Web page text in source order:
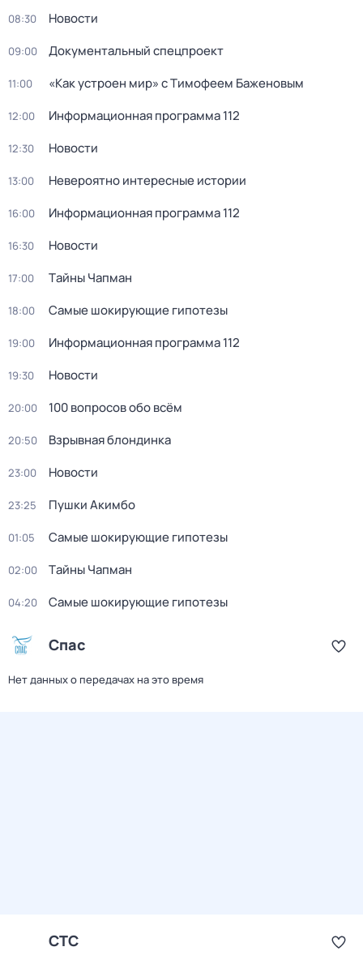
08:30 Новости
09:00 Документальный спецпроект
11:00 «Как устроен мир» с Тимофеем Баженовым
12:00 Информационная программа 112
12:30 Новости
13:00 Невероятно интересные истории
16:00 Информационная программа 112
16:30 Новости
17:00 Тaйны Чапман
18:00 Самые шoкиpующие гипотезы
19:00 Информационная программа 112
19:30 Новости
20:00 100 вопросов обо всём
20:50 Взрывная блондинка
23:00 Новости
23:25 Пушки Акимбо
01:05 Самые шoкиpующие гипотезы
02:00 Тaйны Чапман
04:20 Самые шoкиpующие гипотезы
Спас
Нет данных о передачах на это время
СТС